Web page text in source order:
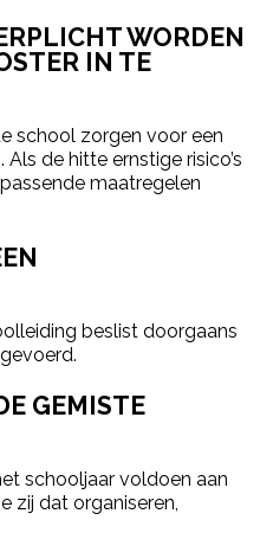
WORDEN
IN TE
school zorgen voor een
de hitte ernstige risico’s
maatregelen
beslist doorgaans
GEMISTE
schooljaar voldoen aan
zij dat organiseren,